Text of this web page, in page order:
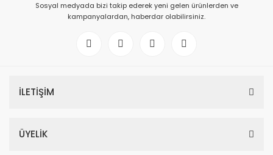
Sosyal medyada bizi takip ederek yeni gelen ürünlerden ve
kampanyalardan, haberdar olabilirsiniz.
İLETİŞİM
ÜYELİK